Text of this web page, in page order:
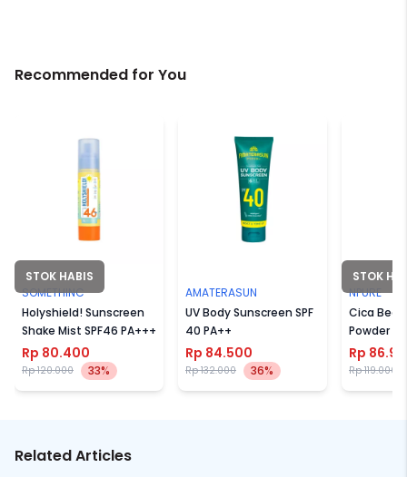
Recommended for You
STOK HABIS
SOMETHINC
Holyshield! Sunscreen
Shake Mist SPF46 PA+++
Rp 80.400
Rp 120.000 33%
AMATERASUN
UV Body Sunscreen SPF
40 PA++
Rp 84.500
Rp 132.000 36%
STOK
NPURE
Cica Beat
Powder
Rp
Rp 119.000
Related Articles